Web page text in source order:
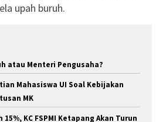
upah buruh.
atau Menteri Pengusaha?
Mahasiswa UI Soal Kebijakan
MK
KC FSPMI Ketapang Akan Turun